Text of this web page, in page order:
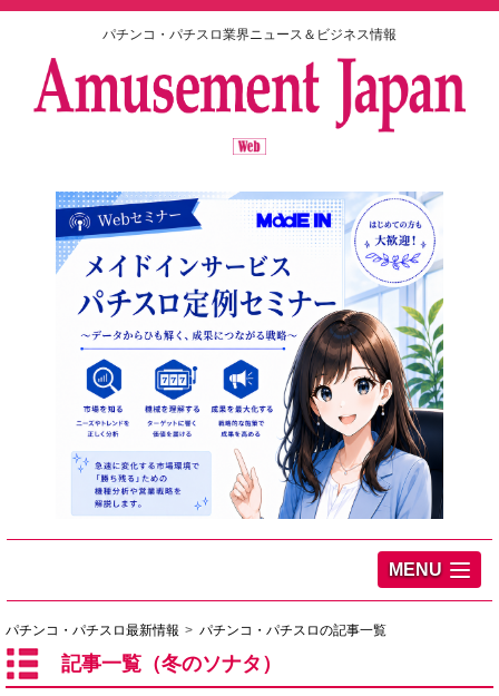
パチンコ・パチスロ業界ニュース＆ビジネス情報
MENU
パチンコ・パチスロ最新情報 パチンコ・パチスロの記事一覧
記事一覧（冬のソナタ）